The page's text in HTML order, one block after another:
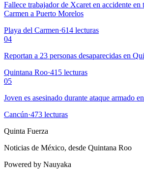
Fallece trabajador de Xcaret en accidente en
Carmen a Puerto Morelos
Playa del Carmen·614 lecturas
04
Reportan a 23 personas desaparecidas en
Quintana Roo·415 lecturas
05
Joven es asesinado durante ataque armado
Cancún·473 lecturas
Quinta Fuerza
Noticias de México, desde Quintana Roo
Powered by Nauyaka